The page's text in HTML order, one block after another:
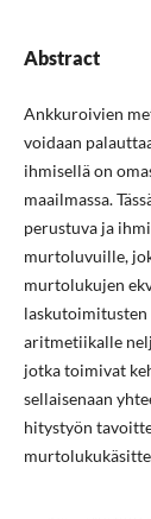
Abstract
Ankkuroivien
voidaan
ihmisellä on
maailmassa.
perustuva ja
murtoluvuille,
murtolukujen
laskutoimitusten
aritmetiikalle
jotka toimivat
sellaisenaan
hitystyön